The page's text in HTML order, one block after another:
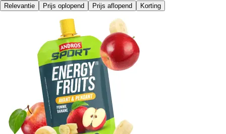
Relevantie
Prijs oplopend Prijs aflopend Korting